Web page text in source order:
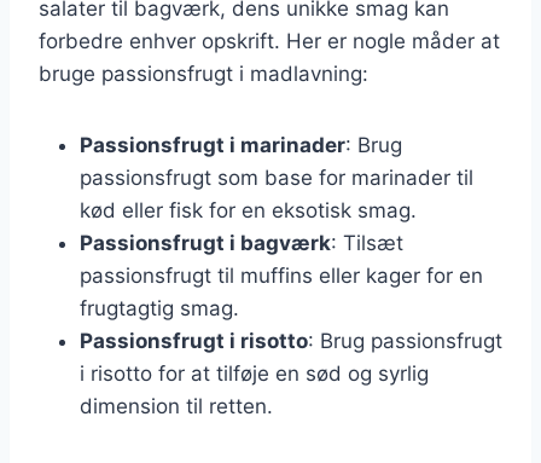
salater til bagværk, dens unikke smag kan
forbedre enhver opskrift. Her er nogle måder at
bruge passionsfrugt i madlavning:
Passionsfrugt i marinader: Brug
passionsfrugt som base for marinader til
kød eller fisk for en eksotisk smag.
Passionsfrugt i bagværk: Tilsæt
passionsfrugt til muffins eller kager for en
frugtagtig smag.
Passionsfrugt i risotto: Brug passionsfrugt
i risotto for at tilføje en sød og syrlig
dimension til retten.